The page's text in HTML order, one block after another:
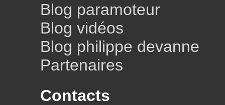
Blog paramoteur
Blog vidéos
Blog philippe devanne
Partenaires
Contacts